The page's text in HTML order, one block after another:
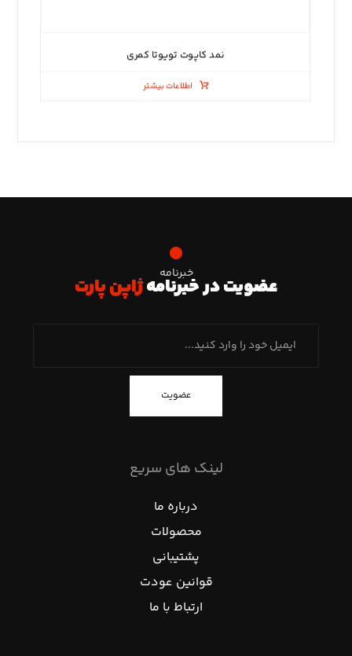
نمد کاپوت تویوتا کمری
اطلاعات بیشتر
خبرنامه
عضویت در خبرنامهژاپن پارت
عضویت
لینک های سریع
درباره ما
محصولات
پشتیبانی
قوانین عودت
ارتباط با ما